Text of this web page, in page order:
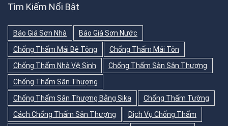
Tìm Kiếm Nổi Bật
Báo Giá Sơn Nhà
Báo Giá Sơn Nước
Chống Thấm Mái Bê Tông
Chống Thấm Mái Tôn
Chống Thấm Nhà Vệ Sinh
Chống Thấm Sàn Sân Thượng
Chống Thấm Sân Thượng
Chống Thấm Sân Thượng Bằng Sika
Chống Thấm Tường
Cách Chống Thấm Sân Thượng
Dịch Vụ Chống Thấm